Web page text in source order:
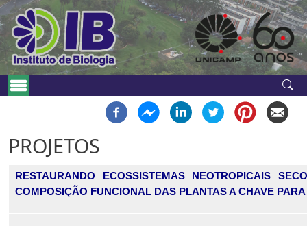
Pular para o conteúdo principal
Navegação principal
PROJETOS
RESTAURANDO ECOSSISTEMAS NEOTROPICAIS
COMPOSIÇÃO FUNCIONAL DAS PLANTAS A CHAVE